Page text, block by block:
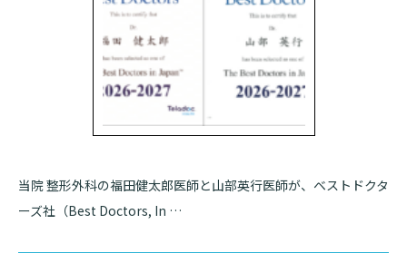
院長あいさつ
幹部紹介
患者さんの権利
倫理に関する事
ご来院される方へトップ
外来について
再診の方へ
セカンドオピニオンのご案内
外来のお会計について
診療科・センター・部門
医療機関・医療者の方へ
医療機関・医療者の方へトップ
医療連携センターについて
患者さんのご紹介方法
イベント
当院 整形外科の福田健太郎医師と山部英行医師が、ベストドクタ
ーズ社（Best Doctors, In …